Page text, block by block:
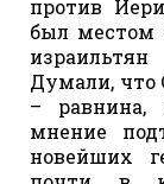
против
был местом
Думали, что
– равнина,
мнение
новейших